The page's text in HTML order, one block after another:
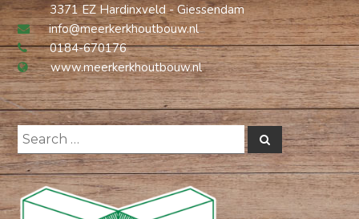
3371 EZ Hardinxveld - Giessendam
info@meerkerkhoutbouw.nl
0184-670176
www.meerkerkhoutbouw.nl
Search
for:
Search